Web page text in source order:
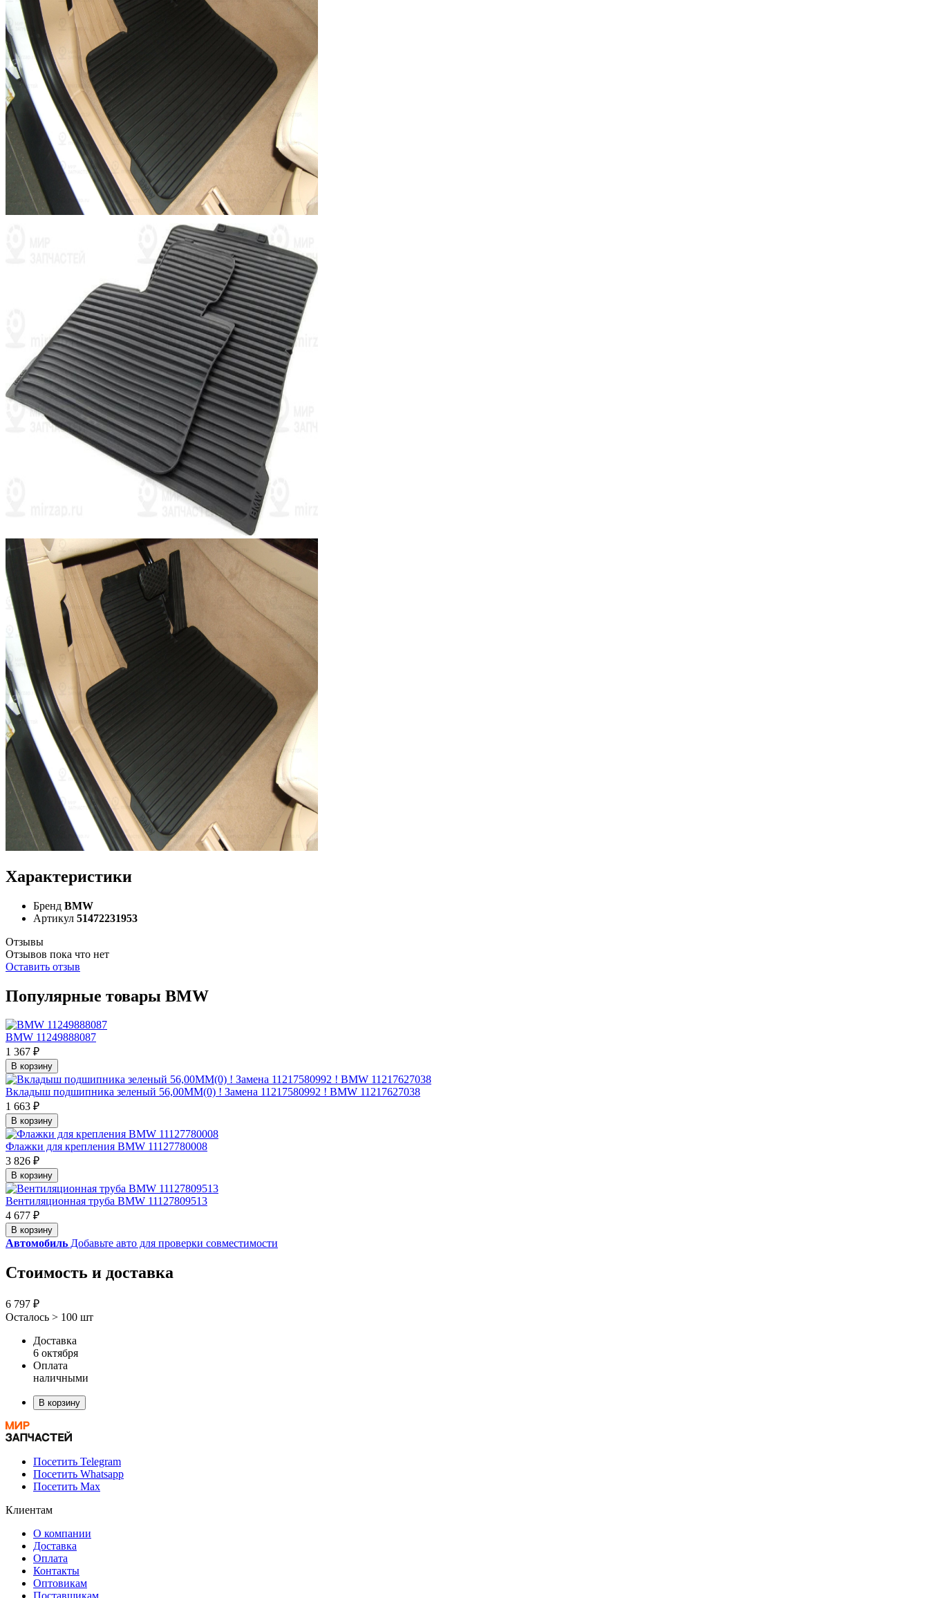
Характеристики
Бренд BMW
Артикул 51472231953
Отзывы
Отзывов пока что нет
Оставить отзыв
Популярные товары BMW
BMW 11249888087
1 367 ₽
В корзину
Вкладыш подшипника зеленый 56,00MM(0) ! Замена 11217580992 ! BMW 11217627038
1 663 ₽
В корзину
Флажки для крепления BMW 11127780008
3 826 ₽
В корзину
Вентиляционная труба BMW 11127809513
4 677 ₽
В корзину
Автомобиль Добавьте авто для проверки совместимости
Стоимость и доставка
6 797 ₽
Осталось > 100 шт
Доставка
6 октября
Оплата
наличными
В корзину
Посетить Telegram
Посетить Whatsapp
Посетить Max
Клиентам
О компании
Доставка
Оплата
Контакты
Оптовикам